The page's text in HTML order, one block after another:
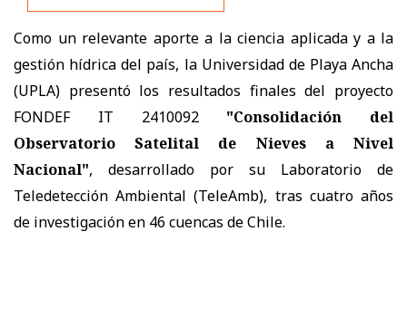
Como un relevante aporte a la ciencia aplicada y a la
gestión hídrica del país, la Universidad de Playa Ancha
(UPLA) presentó los resultados finales del proyecto
FONDEF IT 2410092
"Consolidación del
Observatorio Satelital de Nieves a Nivel
Nacional", desarrollado por su Laboratorio de
Teledetección Ambiental (TeleAmb), tras cuatro años
de investigación en 46 cuencas de Chile.